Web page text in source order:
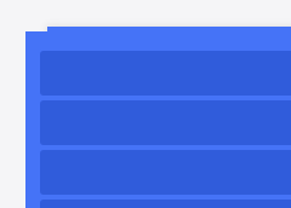
فصل ۱۷
منتشر شد